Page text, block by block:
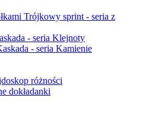
Trójkowy sprint - seria z
- seria Klejnoty
- seria Kamienie
różności
dokładanki